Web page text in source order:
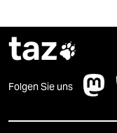
taz
Folgen Sie uns